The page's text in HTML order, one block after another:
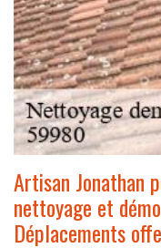
Artisan Jonathan
nettoyage et
Déplacements